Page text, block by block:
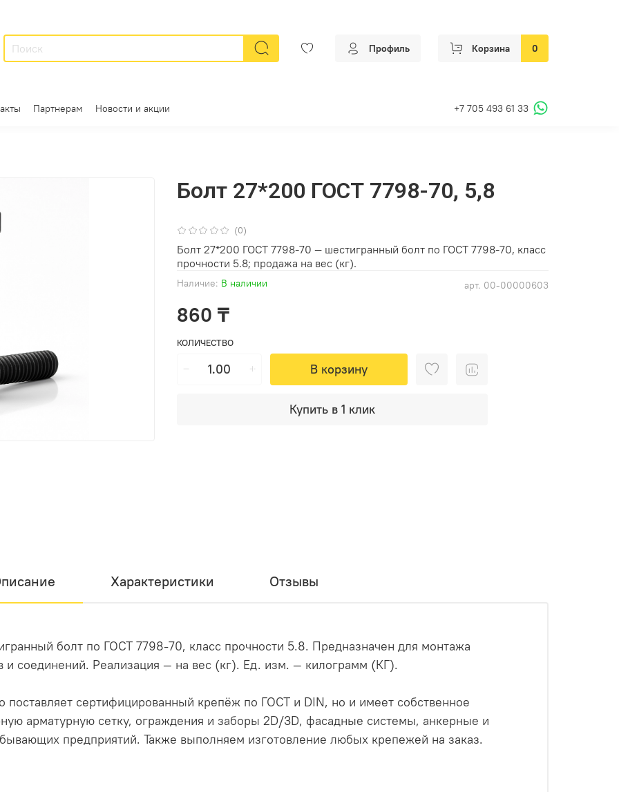
Профиль Корзина 0
Партнерам Новости и акции +7 705 493 61 33
(0)
арт. 00-00000603
Наличие: В наличии
Болт 27*200 ГОСТ 7798-70, 5,8
860 ₸
КОЛИЧЕСТВО
В корзину
Купить в 1 клик
Болт 27*200 ГОСТ 7798-70 — шестигранный болт по ГОСТ 7798-70, класс
прочности 5.8; продажа на вес (кг).
Характеристики Отзывы
болт по ГОСТ 7798-70, класс прочности 5.8. Предназначен для монтажа
и соединений. Реализация — на вес (кг). Ед. изм. — килограмм (КГ).
сертифицированный крепёж по ГОСТ и DIN, но и имеет собственное
арматурную сетку, ограждения и заборы 2D/3D, фасадные системы, анкерные и
предприятий. Также выполняем изготовление любых крепежей на заказ.